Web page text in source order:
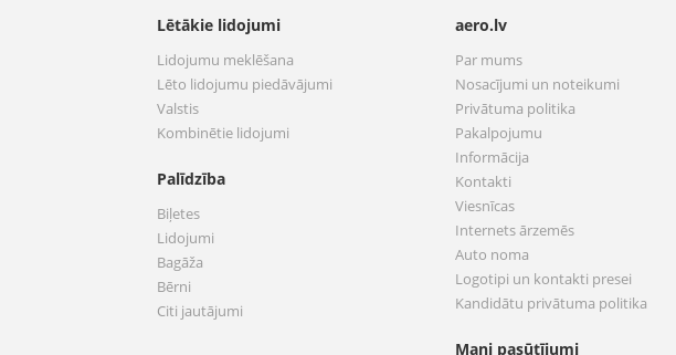
Lētākie lidojumi
Lidojumu meklēšana
Lēto lidojumu piedāvājumi
Valstis
Kombinētie lidojumi
Palīdzība
Biļetes
Lidojumi
Bagāža
Bērni
Citi jautājumi
aero.lv
Par mums
Nosacījumi un noteikumi
Privātuma politika
Pakalpojumu
Informācija
Kontakti
Viesnīcas
Internets ārzemēs
Auto noma
Logotipi un kontakti presei
Kandidātu privātuma politika
Mani pasūtījumi